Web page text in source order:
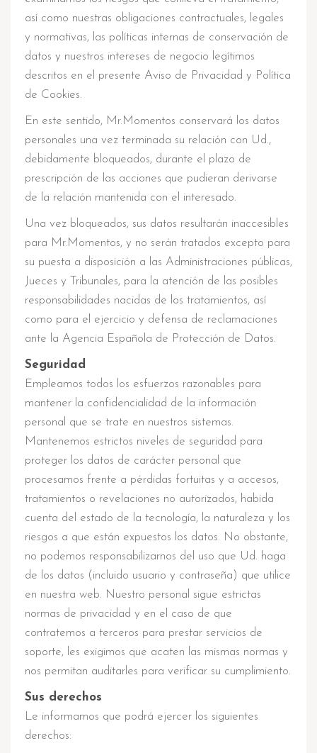
así como nuestras obligaciones contractuales, legales
y normativas, las políticas internas de conservación de
datos y nuestros intereses de negocio legítimos
descritos en el presente Aviso de Privacidad y Política
de Cookies.
En este sentido, Mr.Momentos conservará los datos
personales una vez terminada su relación con Ud.,
debidamente bloqueados, durante el plazo de
prescripción de las acciones que pudieran derivarse
de la relación mantenida con el interesado.
Una vez bloqueados, sus datos resultarán inaccesibles
para Mr.Momentos, y no serán tratados excepto para
su puesta a disposición a las Administraciones públicas,
Jueces y Tribunales, para la atención de las posibles
responsabilidades nacidas de los tratamientos, así
como para el ejercicio y defensa de reclamaciones
ante la Agencia Española de Protección de Datos.
Seguridad
Empleamos todos los esfuerzos razonables para
mantener la confidencialidad de la información
personal que se trate en nuestros sistemas.
Mantenemos estrictos niveles de seguridad para
proteger los datos de carácter personal que
procesamos frente a pérdidas fortuitas y a accesos,
tratamientos o revelaciones no autorizados, habida
cuenta del estado de la tecnología, la naturaleza y los
riesgos a que están expuestos los datos. No obstante,
no podemos responsabilizarnos del uso que Ud. haga
de los datos (incluido usuario y contraseña) que utilice
en nuestra web. Nuestro personal sigue estrictas
normas de privacidad y en el caso de que
contratemos a terceros para prestar servicios de
soporte, les exigimos que acaten las mismas normas y
nos permitan auditarles para verificar su cumplimiento.
Sus derechos
Le informamos que podrá ejercer los siguientes
derechos: